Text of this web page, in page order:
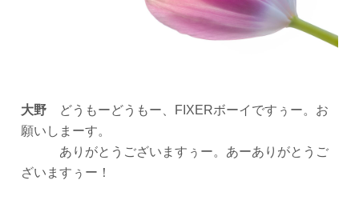
大野どうもーどうもー、FIXERボーイですぅー。お
願いしまーす。
ありがとうございますぅー。あーありがとうご
ざいますぅー！